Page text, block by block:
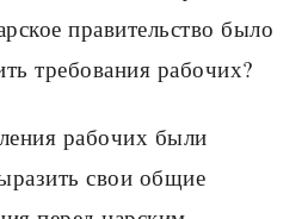
правительство было
требования рабочих?
рабочих были
свои общие